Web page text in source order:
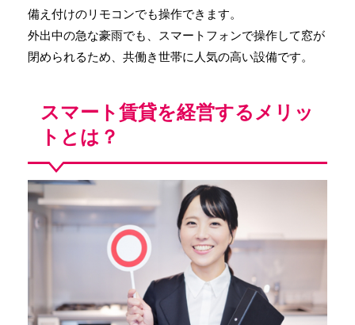
備え付けのリモコンでも操作できます。
外出中の急な豪雨でも、スマートフォンで操作して窓が
閉められるため、共働き世帯に人気の高い設備です。
スマート賃貸を経営するメリッ
トとは？